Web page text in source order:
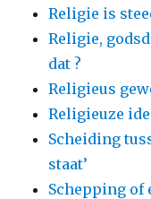
Religie is
Religie,
dat ?
Religieus
Religieuze
Scheiding
staat’
Schepping of